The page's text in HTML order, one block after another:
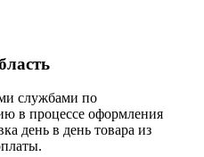
службами по
в процессе оформления
день в день товара из